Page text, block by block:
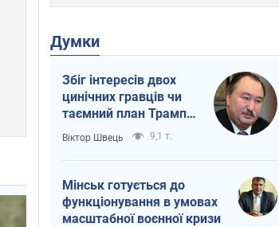
Думки
Збіг інтересів двох
цинічних гравців чи
таємний план Трампа
і Путіна?
Віктор Швець 9,1 т.
Мінськ готується до
функціонування в умовах
масштабної воєнної кризи